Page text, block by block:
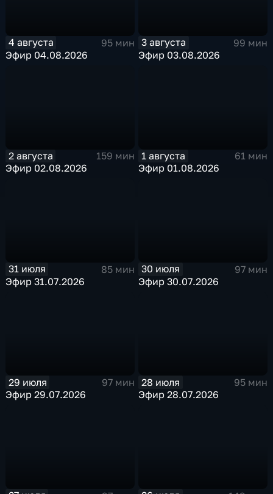
4 августа
95 мин
Эфир 04.08.2026
3 августа
99 мин
Эфир 03.08.2026
2 августа
159 мин
Эфир 02.08.2026
1 августа
61 мин
Эфир 01.08.2026
31 июля
85 мин
Эфир 31.07.2026
30 июля
97 мин
Эфир 30.07.2026
29 июля
97 мин
Эфир 29.07.2026
28 июля
95 мин
Эфир 28.07.2026